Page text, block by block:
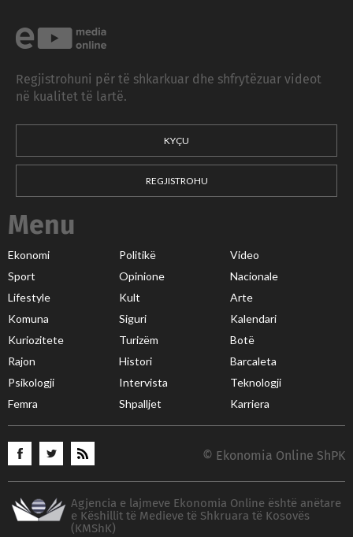
Regjistrohuni për të shkarkuar dhe shfrytëzuar videot
në kualitet të lartë.
KYÇU
REGJISTROHU
Menu
Ekonomi Politikë
Video
Sport
Opinione
Nacionale
Lifestyle
Kult
Arte
Komuna
Siguri
Kalendari
Kuriozitete
Turizëm
Botë
Rajon
Histori
Barcaleta
Psikologji
Intervista
Teknologji
Femra
Shpalljet Karriera
© Ekonomia Online ShPK
Agjencia e lajmeve Ekonomia Online është anëtare
e Këshillit të Medieve të Shkruara të Kosovës
(KMShK)